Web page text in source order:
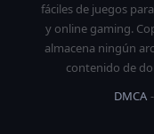
fáciles de juegos
y online gaming.
almacena ningún
contenido de
DMCA